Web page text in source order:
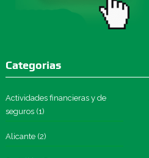
Categorias
Actividades financieras y de
seguros(1)
Alicante(2)